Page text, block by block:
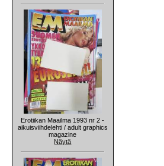
Erotiikan Maailma 1993 nr 2 -
aikuisviihdelehti / adult graphics
magazine
Näytä